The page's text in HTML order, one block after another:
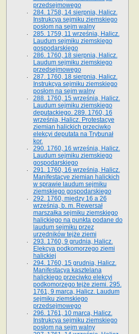
przedsejmowego
284. 1758, 14 sierpnia, Halicz.
Instrukcya sejmiku ziemskiego
posłom na sejm walny
285. 1759, 11 września, Halicz.
Laudum sejmiku ziemskiego
gospodarskiego
286. 1760, 18 sierpnia, Halicz.
Laudum sejmiku ziemskiego
przedsejmowego
287. 1760, 18 sierpnia, Halicz.
Instrukcya sejmiku ziemskiego
posłom na sejm walny
288. 1760, 15 września, Halicz.
Laudum sejmiku ziemskiego
deputackiego. 289. 1760, 16
września, Halicz. Protestacye
ziemian halickich przeciwko
elekcyi deputata na Trybunał
kor.
290. 1760, 16 września, Halicz.
Laudum sejmiku ziemskiego
gospodarskiego
291. 1760, 16 września, Halicz.
Manifestacye ziemian halickich
w sprawie laudum sejmiku
ziemskiego gospodarskiego
292. 1760, między 16 a 26
września, b. m. Rewersał
marszałka sejmiku ziemskiego
halickiego na punkta podane do
laudum sejmiku przez
urzędników tejże ziemi
293. 1760, 9 grudnia, Halicz.
Elekcya podkomorzego ziemi
halickiej
294. 1760, 15 grudnia, Halicz.
Manifestacya kasztelana
halickiego przeciwko elekcyi
podkomorzego tejże ziemi. 295.
1761, 9 marca, Halicz. Laudum
sejmiku ziemskiego
przedsejmowego
296. 1761, 10 marca, Halicz.
Instrukcya sejmiku ziemskiego
posłom na sejm walny